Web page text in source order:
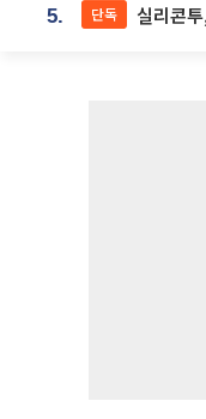
5. 단독 실리콘투, 라이